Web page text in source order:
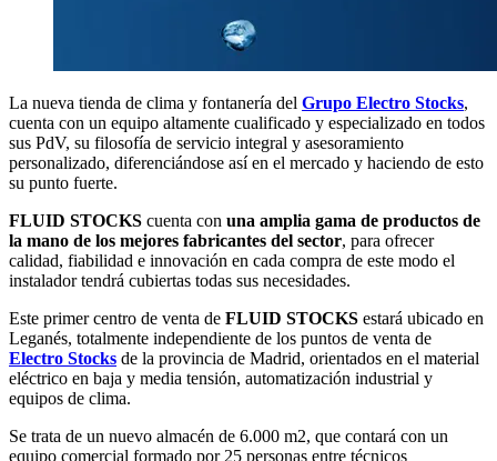
La nueva tienda de clima y fontanería del Grupo Electro Stocks,
cuenta con un equipo altamente cualificado y especializado en todos
sus PdV, su filosofía de servicio integral y asesoramiento
personalizado, diferenciándose así en el mercado y haciendo de esto
su punto fuerte.
FLUID STOCKS cuenta con una amplia gama de productos de
la mano de los mejores fabricantes del sector, para ofrecer
calidad, fiabilidad e innovación en cada compra de este modo el
instalador tendrá cubiertas todas sus necesidades.
Este primer centro de venta de FLUID STOCKS estará ubicado en
Leganés, totalmente independiente de los puntos de venta de
Electro Stocks de la provincia de Madrid, orientados en el material
eléctrico en baja y media tensión, automatización industrial y
equipos de clima.
Se trata de un nuevo almacén de 6.000 m2, que contará con un
equipo comercial formado por 25 personas entre técnicos